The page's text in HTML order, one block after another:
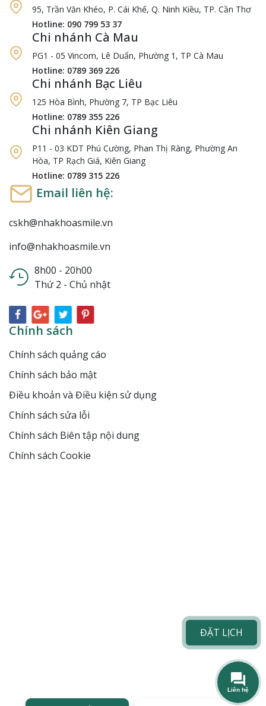
95, Trần Văn Khéo, P. Cái Khế, Q. Ninh Kiều, TP. Cần Thơ
Hotline: 090 799 53 37
Chi nhánh Cà Mau
PG1 - 05 Vincom, Lê Duẩn, Phường 1, TP Cà Mau
Hotline: 0789 369 226
Chi nhánh Bạc Liêu
125 Hòa Bình, Phường 7, TP Bạc Liêu
Hotline: 0789 355 226
Chi nhánh Kiên Giang
P11 - 03 KDT Phú Cường, Phan Thị Ràng, Phường An
Hòa, TP Rạch Giá, Kiên Giang
Hotline: 0789 315 226
Email liên hệ:
cskh@nhakhoasmile.vn
info@nhakhoasmile.vn
8h00 - 20h00
Thứ 2 - Chủ nhật
Chính sách
Chính sách quảng cáo
Chính sách bảo mật
Điều khoản và Điều kiện sử dụng
Chính sách sửa lỗi
Chính sách Biên tập nội dung
Chính sách Cookie
ĐẶT LỊCH